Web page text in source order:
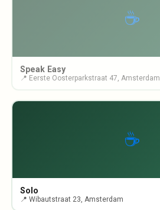
☕
Speak Easy
📍 Eerste Oosterparkstraat 47, Amsterdam
☕
Solo
📍 Wibautstraat 23, Amsterdam